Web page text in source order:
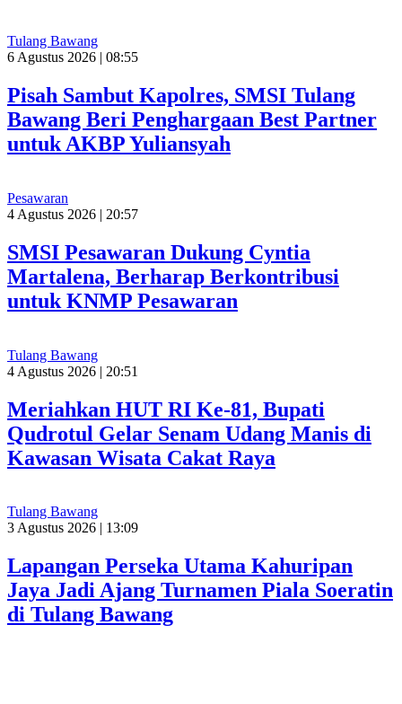
Tulang Bawang
6 Agustus 2026 | 08:55
Pisah Sambut Kapolres, SMSI Tulang
Bawang Beri Penghargaan Best Partner
untuk AKBP Yuliansyah
Pesawaran
4 Agustus 2026 | 20:57
SMSI Pesawaran Dukung Cyntia
Martalena, Berharap Berkontribusi
untuk KNMP Pesawaran
Tulang Bawang
4 Agustus 2026 | 20:51
Meriahkan HUT RI Ke-81, Bupati
Qudrotul Gelar Senam Udang Manis di
Kawasan Wisata Cakat Raya
Tulang Bawang
3 Agustus 2026 | 13:09
Lapangan Perseka Utama Kahuripan
Jaya Jadi Ajang Turnamen Piala Soeratin
di Tulang Bawang